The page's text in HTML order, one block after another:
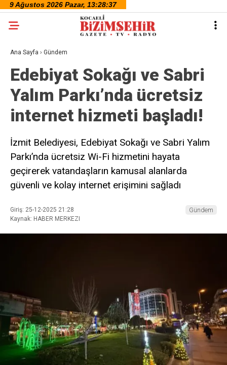
Ana Sayfa › Gündem
Edebiyat Sokağı ve Sabri
Yalım Parkı’nda ücretsiz
internet hizmeti başladı!
İzmit Belediyesi, Edebiyat Sokağı ve Sabri Yalım
Parkı’nda ücretsiz Wi-Fi hizmetini hayata
geçirerek vatandaşların kamusal alanlarda
güvenli ve kolay internet erişimini sağladı
Giriş: 25-12-2025 21:28
Kaynak: HABER MERKEZI
Gündem